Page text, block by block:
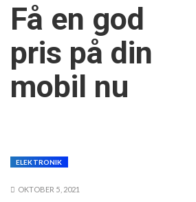
Få en god
pris på din
mobil nu
ELEKTRONIK
OKTOBER 5, 2021